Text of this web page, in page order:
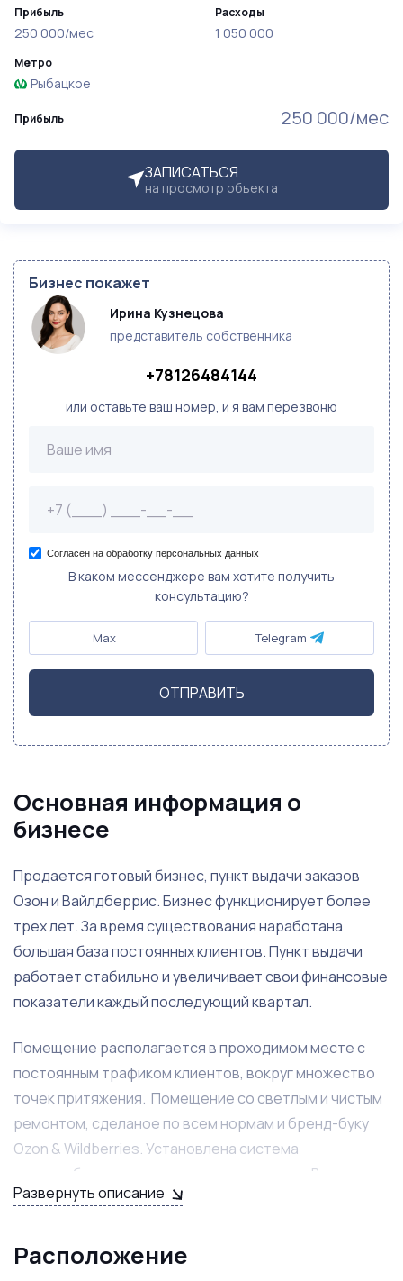
Прибыль 250 000/мес
ЗАПИСАТЬСЯ
на просмотр объекта
Прибыль
250 000/мес
Расходы
1 050 000
Метро
Рыбацкое
Бизнес покажет
Ирина Кузнецова
представитель собственника
+78126484144
или оставьте ваш номер, и я вам перезвоню
Согласен на обработку персональных данных
В каком мессенджере вам хотите получить
консультацию?
Max Telegram
ОТПРАВИТЬ
Основная информация о
бизнесе
Продается готовый бизнес, пункт выдачи заказов
Озон и Вайлдберрис. Бизнес функционирует более
трех лет. За время существования наработана
большая база постоянных клиентов. Пункт выдачи
работает стабильно и увеличивает свои финансовые
показатели каждый последующий квартал.
Помещение располагается в проходимом месте с
постоянным трафиком клиентов, вокруг множество
точек притяжения. Помещение со светлым и чистым
ремонтом, сделаное по всем нормам и бренд-буку
Ozon & Wildberries. Установлена система
видеонаблюдения с удаленным доступом. Все
материальные и нематериальные активы входят в
собственнику бизнеса.
Развернуть описание
Расположение